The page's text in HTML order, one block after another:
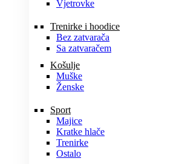
Vjetrovke
Trenirke i hoodice
Bez zatvarača
Sa zatvaračem
Košulje
Muške
Ženske
Sport
Majice
Kratke hlače
Trenirke
Ostalo